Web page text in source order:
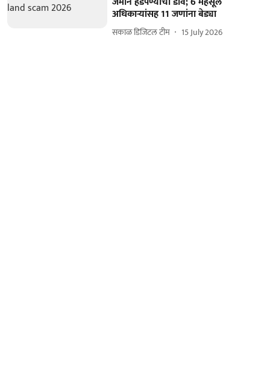
अधिकाऱ्यांसह 11 जणांना बेड्या
सकाळ डिजिटल टीम 15 July 2026